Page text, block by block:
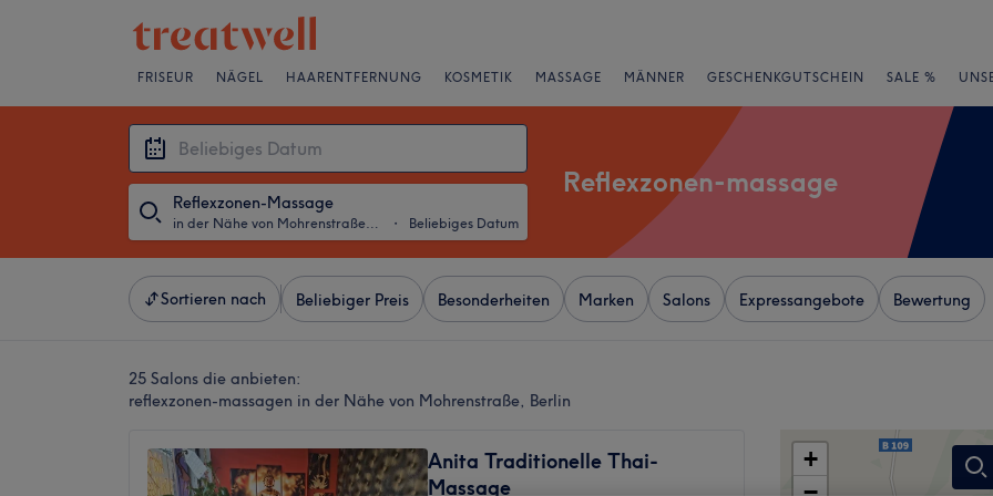
FRISEUR NÄGEL HAARENTFERNUNG KOSMETIK MASSAGE MÄNNER GESCHENKGUTSCHEIN SALE %
Reflexzonen-Massage
in der Nähe von Mohrenstraße, Berlin ・ Beliebiges Datum
Reflexzonen-massage
Sortieren nach Beliebiger Preis Besonderheiten Marken Salons Expressangebote Bewertung
25 Salons die anbieten:
reflexzonen-massagen in der Nähe von Mohrenstraße, Berlin
Anita Traditionelle Thai-
Massage
+